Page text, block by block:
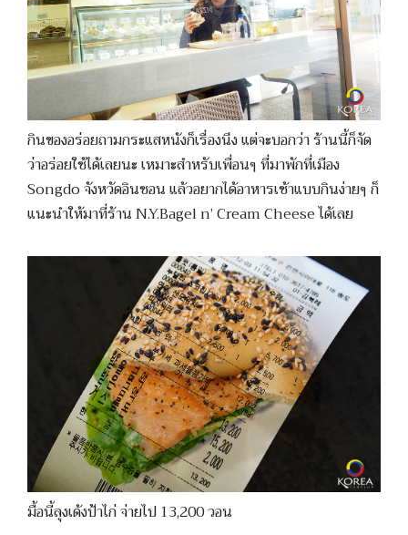
กินของอร่อยถามกระแสหนังก็เรื่องนึง แต่จะบอกว่า ร้านนี้ก็จัด
ว่าอร่อยใช้ได้เลยนะ เหมาะสำหรับเพื่อนๆ ที่มาพักที่เมือง
Songdo จังหวัดอินชอน แล้วอยากได้อาหารเช้าแบบกินง่ายๆ ก็
แนะนำให้มาที่ร้าน N.Y.Bagel n’ Cream Cheese ได้เลย
มื้อนี้ลุงเด้งป้าไก่ จ่ายไป 13,200 วอน